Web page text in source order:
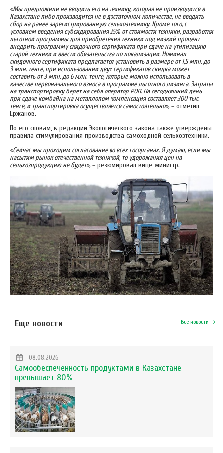
«Мы предложили не вводить его на технику, которая не производится в
Казахстане либо производится не в достаточном количестве, не вводить
сбор на ранее зарегистрированную сельхозтехнику. Кроме того, с
условием введения субсидирования 25% от стоимости техники, разработки
льготной программы для приобретения техники под низкий процент
внедрить программу скидочного сертификата при сдаче на утилизацию
старой техники и ввести обязательства по локализации. Номинал
скидочного сертификата предлагается установить в размере от 1,5 млн. до
3 млн. тенге, при использовании двух сертификатов скидка может
составить от 3 млн. до 6 млн. тенге, которые можно использовать в
качестве первоначального взноса в программе льготного лизинга. Затраты
на транспортировку берет на себя оператор РОП. На сегодняшний день
при сдаче комбайна на металлолом компенсация составляет 300 тыс.
тенге, и транспортировка осуществляется самостоятельно», – отметил
Ержанов.
По его словам, в редакции Экологического закона также утверждены
правила стимулирования производства самоходной сельхозтехники.
«Сейчас мы проходим согласование во всех госорганах. Я думаю, если мы
насытим рынок отечественной техникой, то удорожания цен на
сельхозпродукцию не будет», – резюмировал вице-министр.
Еще новости Все новости
08.08.2026
Самообеспеченность продуктами в Казахстане
превышает 80%